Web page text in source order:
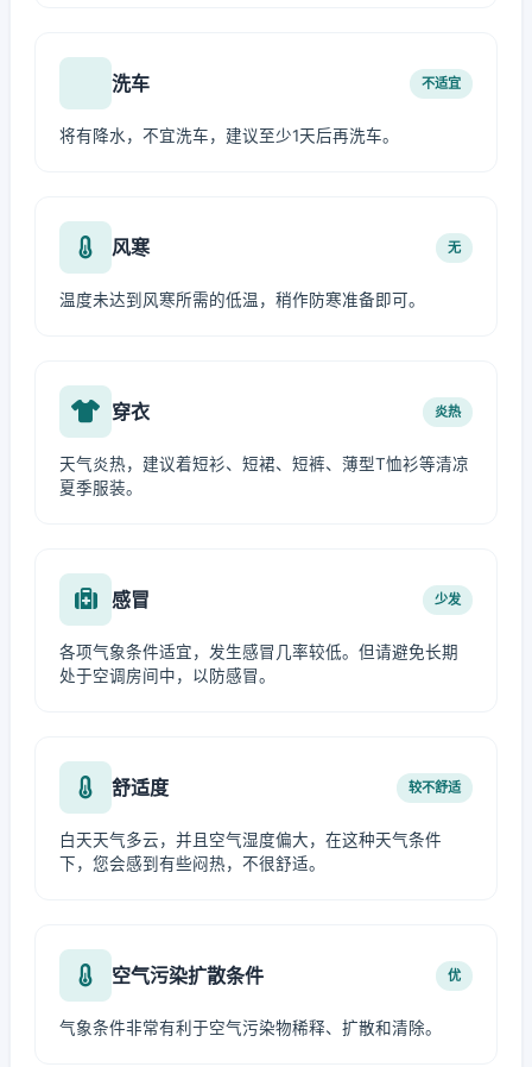
洗车 不适宜
将有降水，不宜洗车，建议至少1天后再洗车。
风寒 无
温度未达到风寒所需的低温，稍作防寒准备即可。
穿衣 炎热
天气炎热，建议着短衫、短裙、短裤、薄型T恤衫等清凉
夏季服装。
感冒 少发
各项气象条件适宜，发生感冒几率较低。但请避免长期
处于空调房间中，以防感冒。
舒适度 较不舒适
白天天气多云，并且空气湿度偏大，在这种天气条件
下，您会感到有些闷热，不很舒适。
空气污染扩散条件 优
气象条件非常有利于空气污染物稀释、扩散和清除。